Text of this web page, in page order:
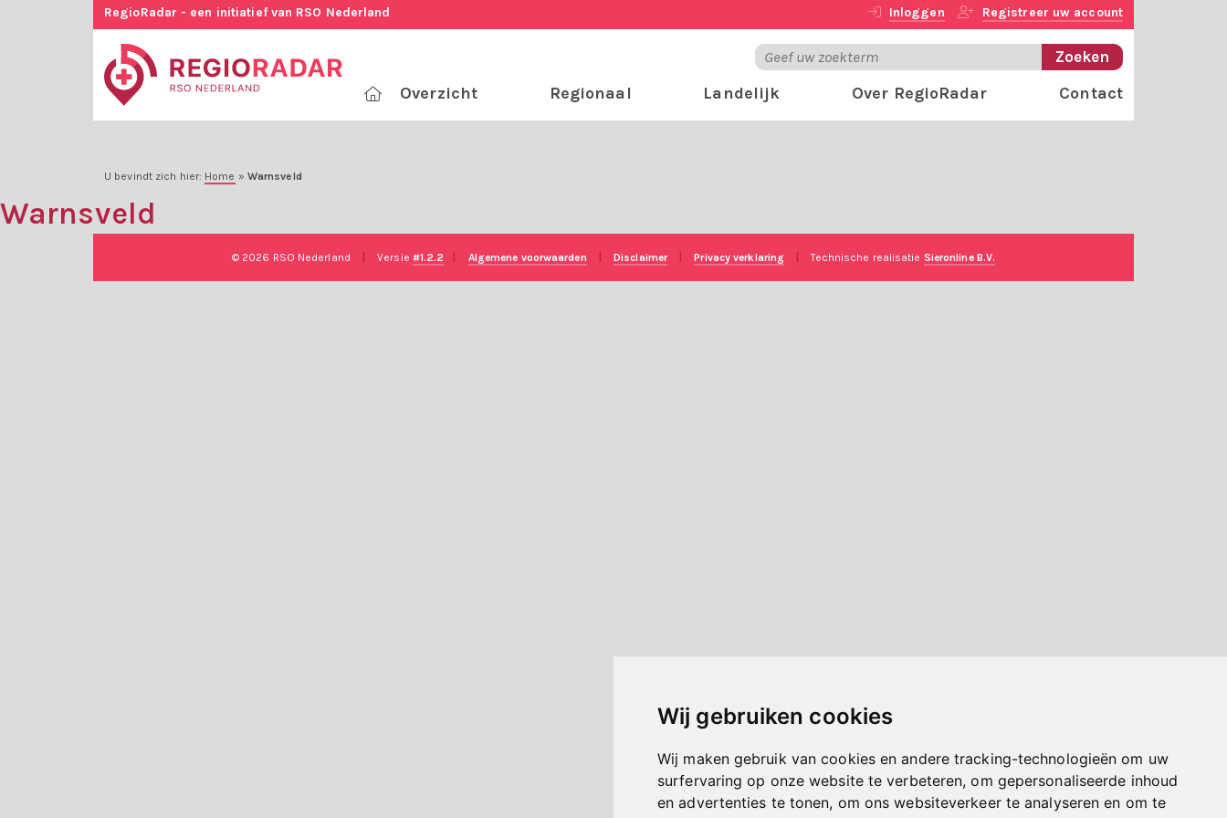
Wij gebruiken cookies
Wij maken gebruik van cookies en andere tracking-technologieën om uw
surfervaring op onze website te verbeteren, om gepersonaliseerde inhoud
en advertenties te tonen, om ons websiteverkeer te analyseren en om te
RegioRadar - een initiatief van RSO Nederland Inloggen Registreer uw account
Overzicht Regionaal Landelijk Over RegioRadar Contact
U bevindt zich hier: Home » Warnsveld
Warnsveld
© 2026 RSO Nederland Versie #1.2.2 Algemene voorwaarden Disclaimer Privacy verklaring Technische realisatie Sieronline B.V.